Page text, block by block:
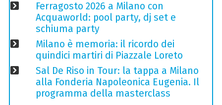
Ferragosto 2026 a Milano con
Acquaworld: pool party, dj set e
schiuma party
Milano è memoria: il ricordo dei
quindici martiri di Piazzale Loreto
Sal De Riso in Tour: la tappa a Milano
alla Fonderia Napoleonica Eugenia. Il
programma della masterclass